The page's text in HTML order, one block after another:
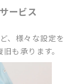
ービス
、様々な設定を
も承ります。